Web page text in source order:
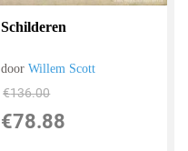
Schilderen
doorWillem Scott
€136.00
€78.88